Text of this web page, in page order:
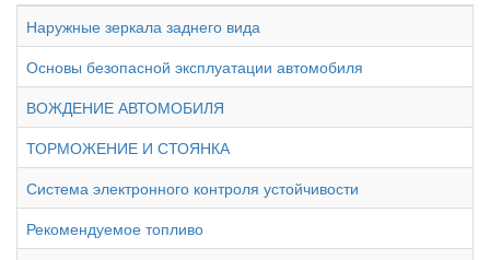
Наружные зеркала заднего вида
Основы безопасной эксплуатации автомобиля
ВОЖДЕНИЕ АВТОМОБИЛЯ
ТОРМОЖЕНИЕ И СТОЯНКА
Система электронного контроля устойчивости
Рекомендуемое топливо